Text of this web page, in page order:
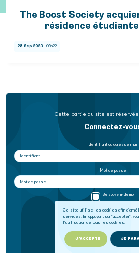
Ce site utilise les cookies afin
services. En appuyant sur "accepter",
l'utilisation de tous les cookies.
J'ACCEPTE JE
The Boost Society
résidence étudiante
28 Sep 2023 - 09h22
Cette partie du site est réservée
Connectez-
Identifiant ou adresse mail
Mot de passe
Se souvenir de moi
SE CONNECTER
Mot de passe oublié